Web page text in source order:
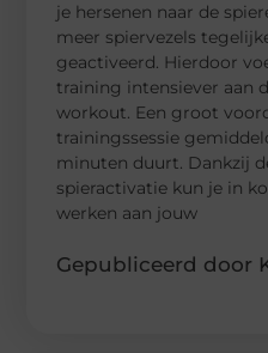
je hersenen naar de
meer spiervezels
geactiveerd. Hierdoor
training intensiever aan
workout. Een groot
trainingssessie
minuten duurt. Dankzij
spieractivatie kun je in
werken aan jouw
Gepubliceerd door